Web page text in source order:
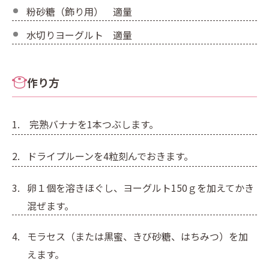
粉砂糖（飾り用） 適量
水切りヨーグルト 適量
作り方
完熟バナナを1本つぶします。
ドライプルーンを4粒刻んでおきます。
卵１個を溶きほぐし、ヨーグルト150ｇを加えてかき
混ぜます。
モラセス（または黒蜜、きび砂糖、はちみつ）を加
えます。